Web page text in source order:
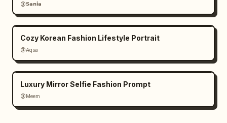
@𝗦𝗮𝗻𝗶𝗮
Cozy Korean Fashion Lifestyle Portrait
@Aqsa
Luxury Mirror Selfie Fashion Prompt
@Meem